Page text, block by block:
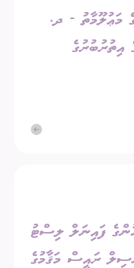
މަޢުލޫމާތު - ދ.
އިތުރުބުރުގެ
ފައިނަލް ލިސްޓު
ރައީސް މަޤާމުގެ